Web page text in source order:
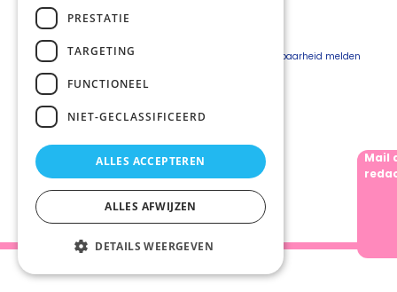
Over PZNL
Pers
Vacatures
Webshop
Beveiligingskwetsbaarheid melden
Mail
PRESTATIE
TARGETING
FUNCTIONEEL
NIET-GECLASSIFICEERD
ALLES ACCEPTEREN
ALLES AFWIJZEN
DETAILS WEERGEVEN